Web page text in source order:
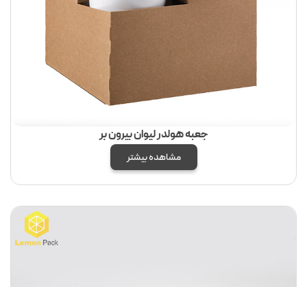
جعبه هولدر لیوان بیرون بر
مشاهده بیشتر